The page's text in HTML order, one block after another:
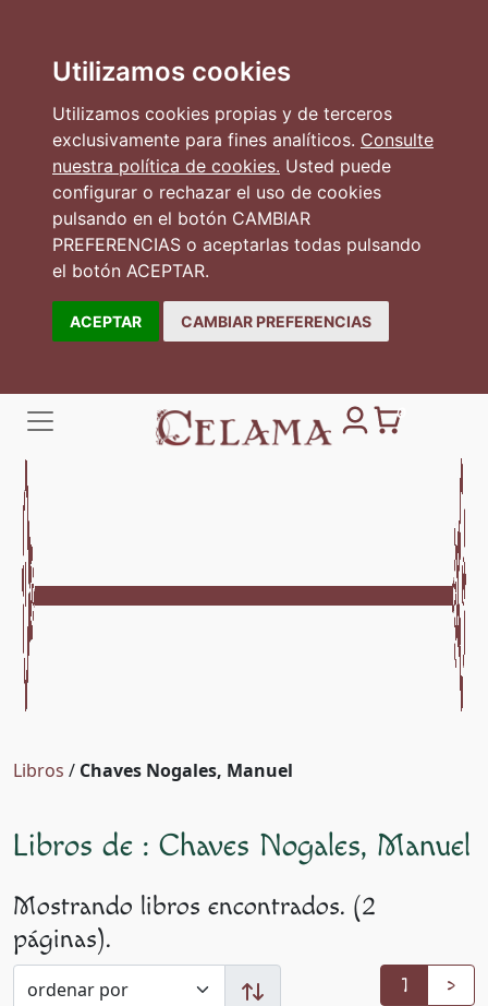
Utilizamos cookies
Utilizamos cookies propias y de terceros
exclusivamente para fines analíticos. Consulte
nuestra política de cookies. Usted puede
configurar o rechazar el uso de cookies
pulsando en el botón CAMBIAR
PREFERENCIAS o aceptarlas todas pulsando
el botón ACEPTAR.
ACEPTAR CAMBIAR PREFERENCIAS
0
Libros / Chaves Nogales, Manuel
Libros de : Chaves Nogales, Manuel
Mostrando libros encontrados. (2
páginas).
1 >